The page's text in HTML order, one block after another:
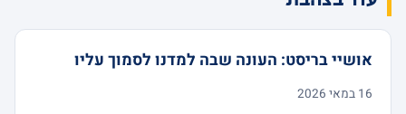
אושיי בריסט: העונה שבה למדנו לסמוך עליו
16 במאי 2026